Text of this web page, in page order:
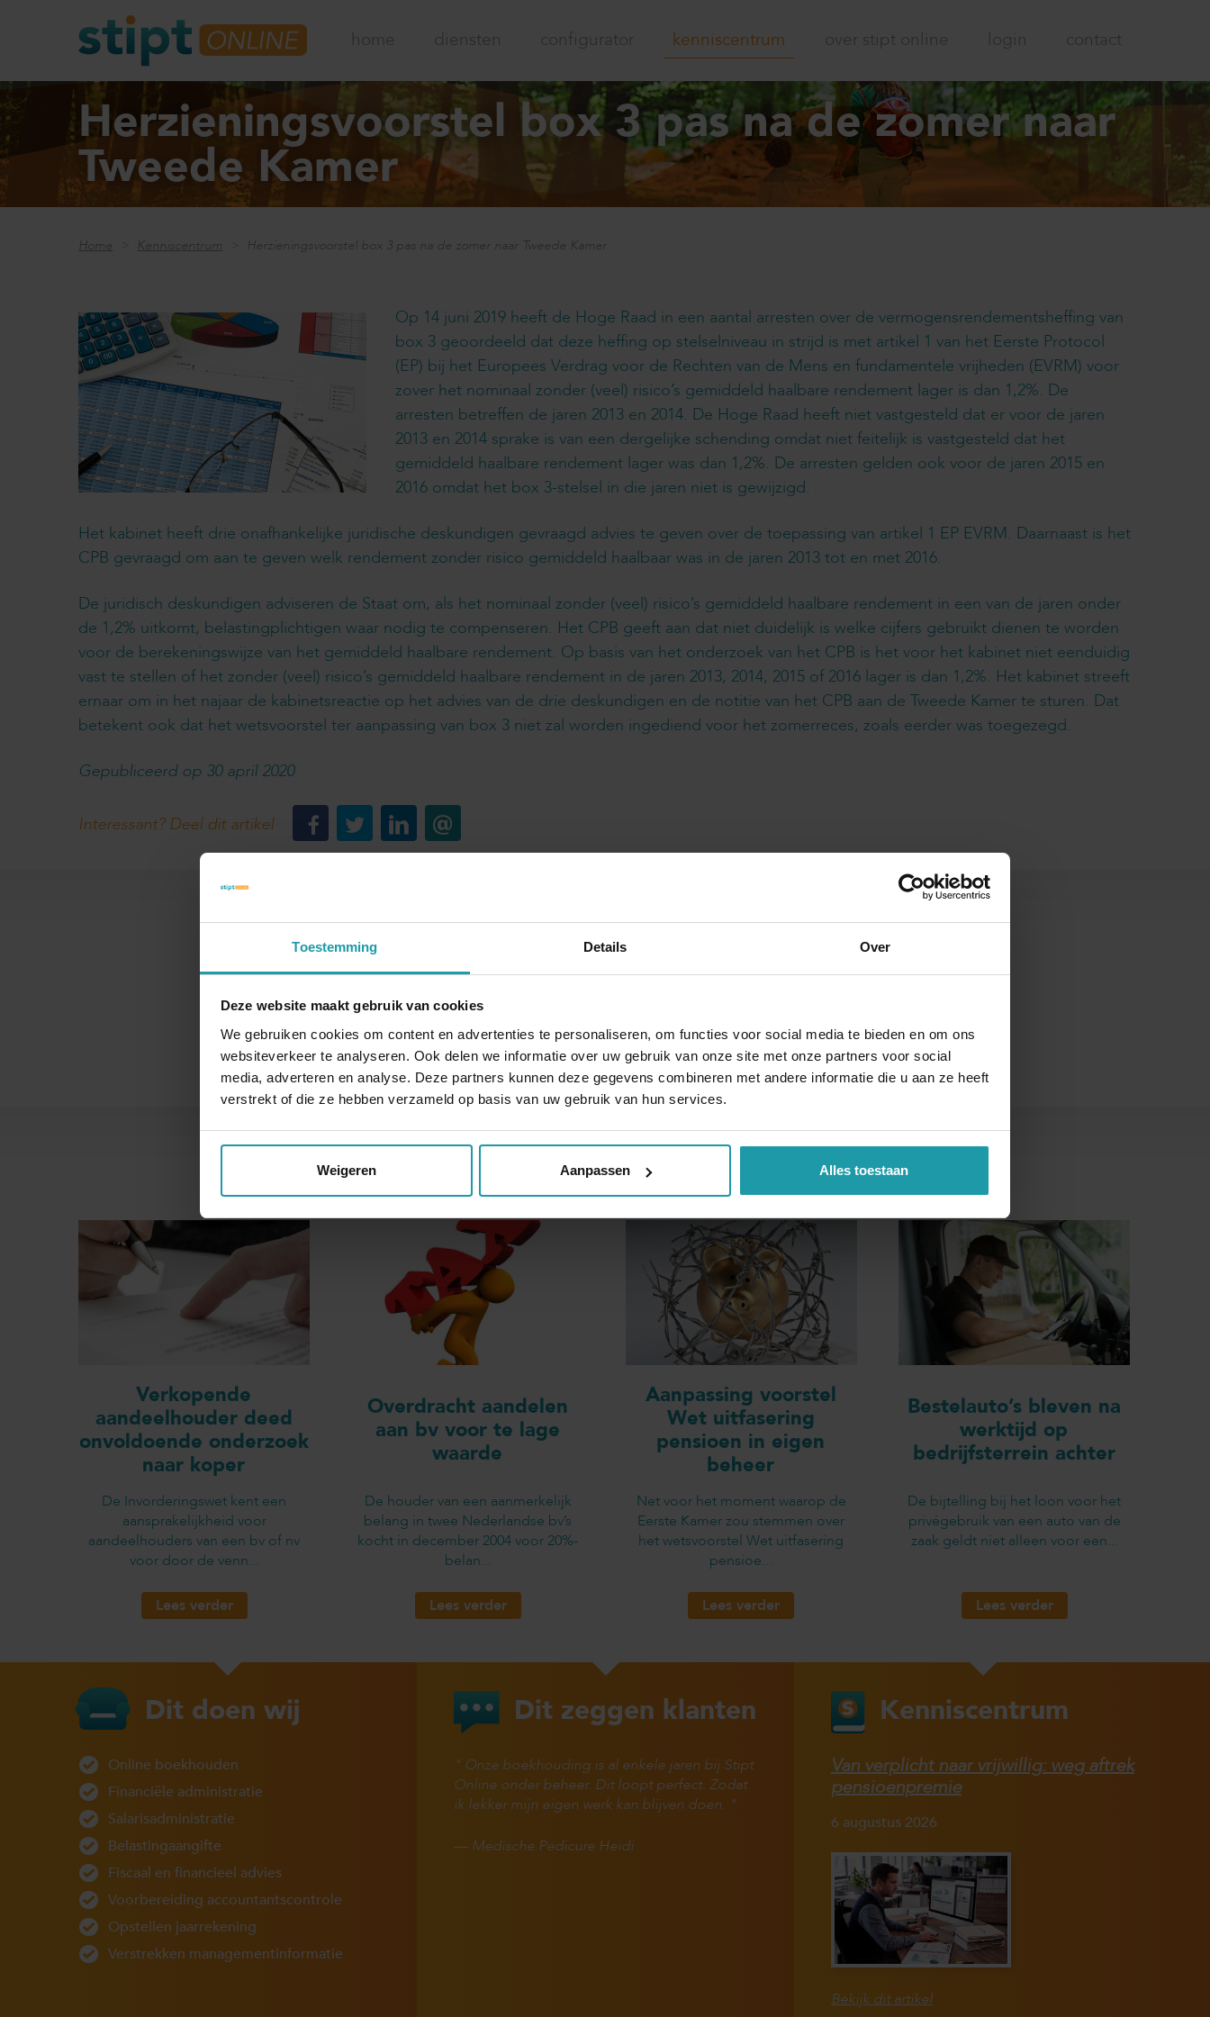
Toestemming Details Over
Deze website maakt gebruik van cookies
We gebruiken cookies om content en advertenties te personaliseren, om functies voor social media te bieden en om ons
websiteverkeer te analyseren. Ook delen we informatie over uw gebruik van onze site met onze partners voor social
media, adverteren en analyse. Deze partners kunnen deze gegevens combineren met andere informatie die u aan ze heeft
verstrekt of die ze hebben verzameld op basis van uw gebruik van hun services.
Weigeren Aanpassen Alles toestaan
home diensten configurator kenniscentrum over stipt online login contact
Herzieningsvoorstel box 3 pas na de zomer naar
Tweede Kamer
Home Kenniscentrum Herzieningsvoorstel box 3 pas na de zomer naar Tweede Kamer
Op 14 juni 2019 heeft de Hoge Raad in een aantal arresten over de vermogensrendementsheffing van
box 3 geoordeeld dat deze heffing op stelselniveau in strijd is met artikel 1 van het Eerste Protocol
(EP) bij het Europees Verdrag voor de Rechten van de Mens en fundamentele vrijheden (EVRM) voor
zover het nominaal zonder (veel) risico’s gemiddeld haalbare rendement lager is dan 1,2%. De
arresten betreffen de jaren 2013 en 2014. De Hoge Raad heeft niet vastgesteld dat er voor de jaren
2013 en 2014 sprake is van een dergelijke schending omdat niet feitelijk is vastgesteld dat het
gemiddeld haalbare rendement lager was dan 1,2%. De arresten gelden ook voor de jaren 2015 en
2016 omdat het box 3-stelsel in die jaren niet is gewijzigd.
Het kabinet heeft drie onafhankelijke juridische deskundigen gevraagd advies te geven over de toepassing van artikel 1 EP EVRM. Daarnaast is het
CPB gevraagd om aan te geven welk rendement zonder risico gemiddeld haalbaar was in de jaren 2013 tot en met 2016.
De juridisch deskundigen adviseren de Staat om, als het nominaal zonder (veel) risico’s gemiddeld haalbare rendement in een van de jaren onder
de 1,2% uitkomt, belastingplichtigen waar nodig te compenseren. Het CPB geeft aan dat niet duidelijk is welke cijfers gebruikt dienen te worden
voor de berekeningswijze van het gemiddeld haalbare rendement. Op basis van het onderzoek van het CPB is het voor het kabinet niet eenduidig
vast te stellen of het zonder (veel) risico’s gemiddeld haalbare rendement in de jaren 2013, 2014, 2015 of 2016 lager is dan 1,2%. Het kabinet streeft
ernaar om in het najaar de kabinetsreactie op het advies van de drie deskundigen en de notitie van het CPB aan de Tweede Kamer te sturen. Dat
betekent ook dat het wetsvoorstel ter aanpassing van box 3 niet zal worden ingediend voor het zomerreces, zoals eerder was toegezegd.
Gepubliceerd op 30 april 2020
Interessant? Deel dit artikel
Blijf op de hoogte van het financiële nieuws
Schrijf je hieronder in voor onze maandelijkse mailing.
Naam*
Andere interessante artikelen
Verkopende
aandeelhouder deed
onvoldoende onderzoek
naar koper
De Invorderingswet kent een
aansprakelijkheid voor
aandeelhouders van een bv of nv
voor door de venn...
Lees verder
Overdracht aandelen
aan bv voor te lage
waarde
De houder van een aanmerkelijk
belang in twee Nederlandse bv’s
kocht in december 2004 voor 20%-
belan...
Lees verder
Aanpassing voorstel
Wet uitfasering
pensioen in eigen
beheer
Net voor het moment waarop de
Eerste Kamer zou stemmen over
het wetsvoorstel Wet uitfasering
pensioe...
Lees verder
Bestelauto’s bleven na
werktijd op
bedrijfsterrein achter
De bijtelling bij het loon voor het
privégebruik van een auto van de
zaak geldt niet alleen voor een...
Lees verder
Dit doen wij
Online boekhouden
Financiële administratie
Salarisadministratie
Belastingaangifte
Fiscaal en financieel advies
Voorbereiding accountantscontrole
Opstellen jaarrekening
Verstrekken managementinformatie
Dit zeggen klanten
Onze boekhouding is al enkele jaren bij Stipt
Online onder beheer. Dit loopt perfect. Zodat
ik lekker mijn eigen werk kan blijven doen.
— Medische Pedicure Heidi
Kenniscentrum
Van verplicht naar vrijwillig: weg aftrek
pensioenpremie
6 augustus 2026
Bekijk dit artikel